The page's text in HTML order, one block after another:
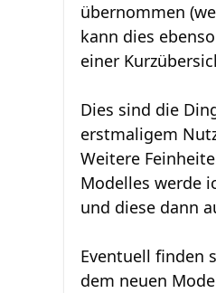
übernommen
kann dies
einer
Dies sind die
erstmaligem
Weitere
Modelles werde
und diese dann
Eventuell finden
dem neuen